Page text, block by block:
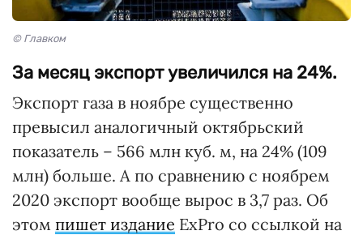
© Главком
За месяц экспорт увеличился на 24%.
Экспорт газа в ноябре существенно
превысил аналогичный октябрьский
показатель – 566 млн куб. м, на 24% (109
млн) больше. А по сравнению с ноябрем
2020 экспорт вообще вырос в 3,7 раз. Об
этом пишет издание ExPro со ссылкой на